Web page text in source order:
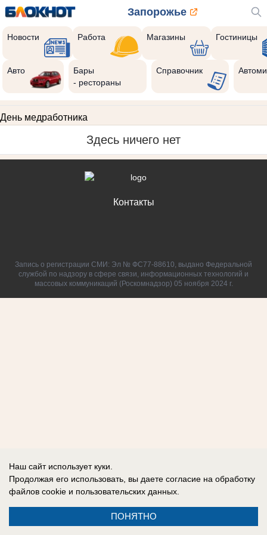
Запорожье
Новости Работа Магазины Гостиницы
Авто
Бары
- рестораны
Справочник
День медработника
Здесь ничего нет
Контакты
Запись о регистрации СМИ: Эл № ФС77-88610, выдано Федеральной
службой по надзору в сфере связи, информационных технологий и
массовых коммуникаций (Роскомнадзор) 05 ноября 2024 г.
Наш сайт использует куки.
Продолжая его использовать, вы даете согласие на обработку
файлов cookie и пользовательских данных.
ПОНЯТНО